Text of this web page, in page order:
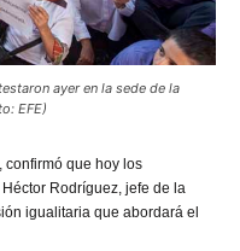
ayer en la sede de la
EFE)
confirmó que hoy los
Rodríguez, jefe de la
igualitaria que abordará el